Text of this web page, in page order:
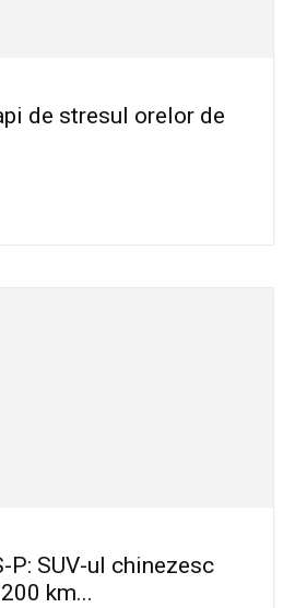
de stresul orelor de
P: SUV-ul chinezesc
km...